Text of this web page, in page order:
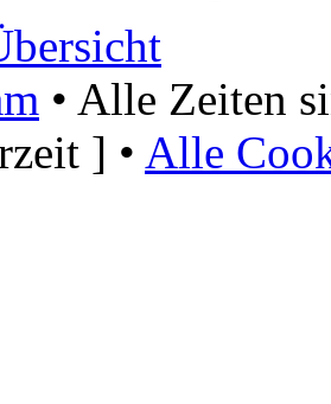
• Alle Zeiten
] • Alle